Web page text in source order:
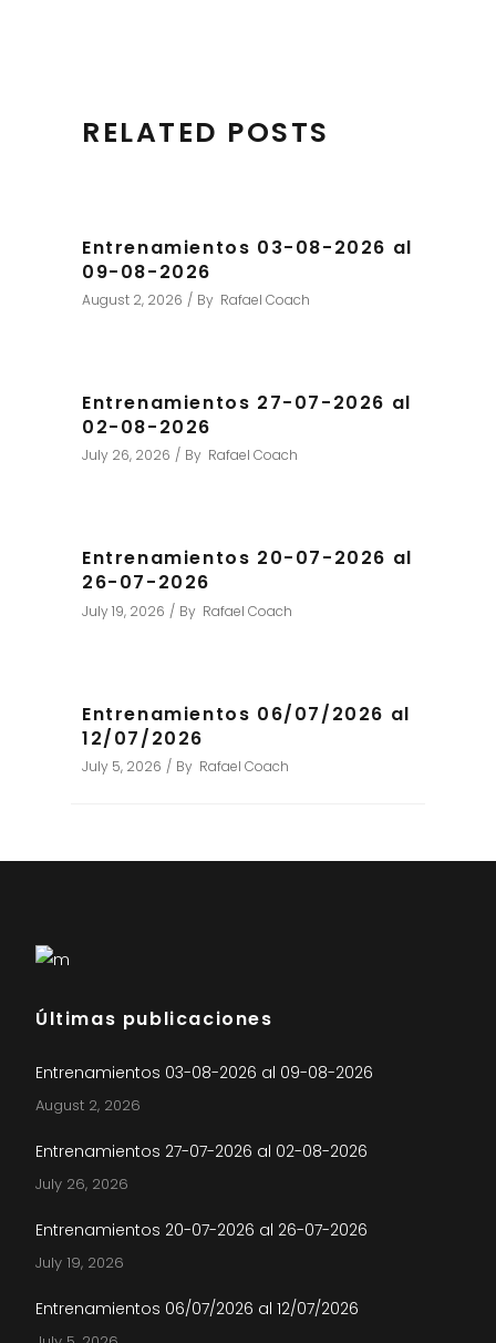
RELATED POSTS
Entrenamientos 03-08-2026 al
09-08-2026
August 2, 2026 By Rafael Coach
Entrenamientos 27-07-2026 al
02-08-2026
July 26, 2026 By Rafael Coach
Entrenamientos 20-07-2026 al
26-07-2026
July 19, 2026 By Rafael Coach
Entrenamientos 06/07/2026 al
12/07/2026
July 5, 2026 By Rafael Coach
Últimas publicaciones
Entrenamientos 03-08-2026 al 09-08-2026
August 2, 2026
Entrenamientos 27-07-2026 al 02-08-2026
July 26, 2026
Entrenamientos 20-07-2026 al 26-07-2026
July 19, 2026
Entrenamientos 06/07/2026 al 12/07/2026